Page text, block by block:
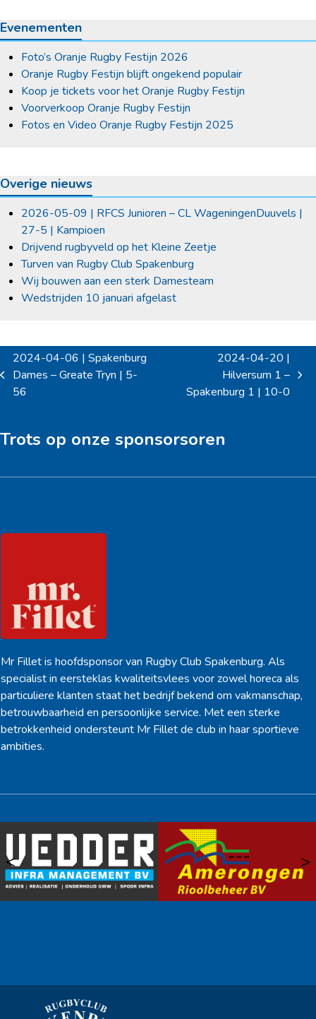
Evenementen
Foto’s Oranje Rugby Festijn 2026
Oranje Rugby Festijn blijft ongekend populair
Koop je tickets voor het Oranje Rugby Festijn
Voorverkoop Oranje Rugby Festijn
Fotos en Video Oranje Rugby Festijn 2025
Overige nieuws
2026-05-09 | RFCS Junioren – CL WageningenDuuvels |
27-5 | Kampioen
Drijvend rugbyveld op het Kleine Zeetje
Turven van Rugby Club Spakenburg
Wij bouwen aan een sterk Damesteam
Wedstrijden 10 januari afgelast
previous
post:
2024-04-06 | Spakenburg
Dames – Greate Tryn | 5-
56
post:
2024-04-20 |
Hilversum 1 –
Spakenburg 1 | 10-0
Trots op onze sponsorsoren
Mr Fillet is hoofdsponsor van Rugby Club Spakenburg. Als
specialist in eersteklas kwaliteitsvlees voor zowel horeca als
particuliere klanten staat het bedrijf bekend om vakmanschap,
betrouwbaarheid en persoonlijke service. Met een sterke
betrokkenheid ondersteunt Mr Fillet de club in haar sportieve
ambities.
< >